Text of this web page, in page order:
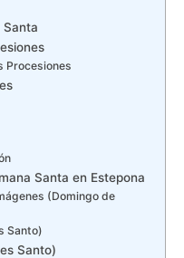
Santa
Procesiones
Santa en Estepona
(Domingo de
Santo)
Santo)